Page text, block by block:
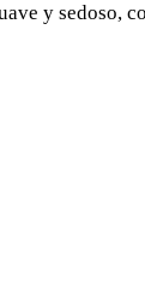
y sedoso,